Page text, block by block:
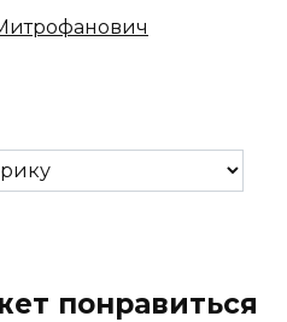
понравиться